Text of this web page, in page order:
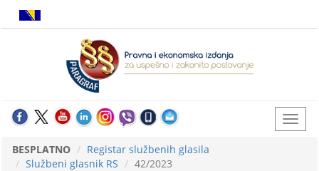
BESPLATNO
Registar službenih glasila
Službeni glasnik RS
42/2023